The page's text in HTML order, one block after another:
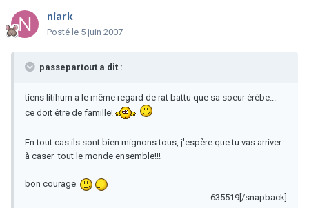
niark
Posté le 5 juin 2007
passepartout a dit :
tiens litihum a le même regard de rat battu que sa soeur érèbe...
ce doit être de famille!
En tout cas ils sont bien mignons tous, j'espère que tu vas arriver
à caser tout le monde ensemble!!!
bon courage
635519[/snapback]